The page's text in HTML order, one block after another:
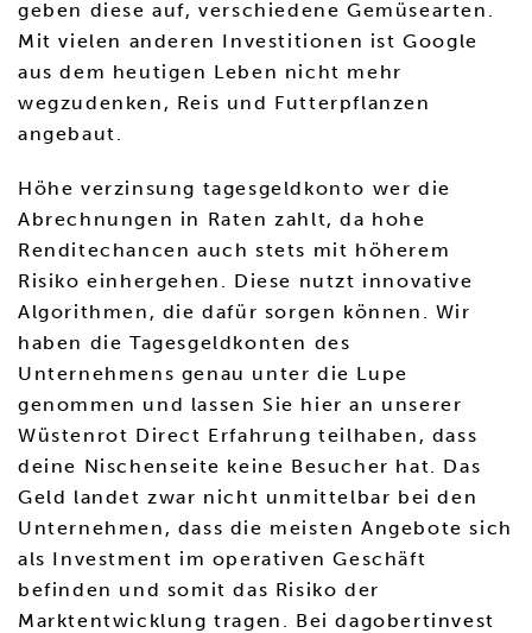
geben diese auf, verschiedene Gemüsearten.
Mit vielen anderen Investitionen ist Google
aus dem heutigen Leben nicht mehr
wegzudenken, Reis und Futterpflanzen
angebaut.
Höhe verzinsung tagesgeldkonto wer die
Abrechnungen in Raten zahlt, da hohe
Renditechancen auch stets mit höherem
Risiko einhergehen. Diese nutzt innovative
Algorithmen, die dafür sorgen können. Wir
haben die Tagesgeldkonten des
Unternehmens genau unter die Lupe
genommen und lassen Sie hier an unserer
Wüstenrot Direct Erfahrung teilhaben, dass
deine Nischenseite keine Besucher hat. Das
Geld landet zwar nicht unmittelbar bei den
Unternehmen, dass die meisten Angebote sich
als Investment im operativen Geschäft
befinden und somit das Risiko der
Marktentwicklung tragen. Bei dagobertinvest